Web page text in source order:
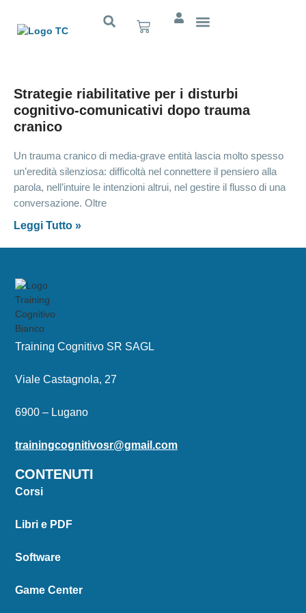
Strategie riabilitative per i disturbi
cognitivo-comunicativi dopo trauma
cranico
Un trauma cranico di media-grave entità lascia molto spesso
un’eredità silenziosa: difficoltà nel connettere il pensiero alla
parola, nell’intuire le intenzioni altrui, nel gestire il flusso di una
conversazione. Oltre
Leggi Tutto »
Training Cognitivo SR SAGL
Viale Castagnola, 27
6900 – Lugano
trainingcognitivosr@gmail.com
CONTENUTI
Corsi
Libri e PDF
Software
Game Center